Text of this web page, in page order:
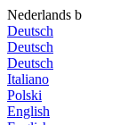
Nederlands b
Deutsch
Deutsch
Deutsch
Italiano
Polski
English